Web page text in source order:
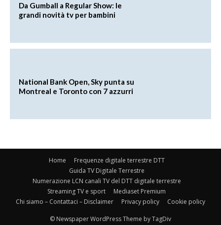
Da Gumball a Regular Show: le
grandi novità tv per bambini
National Bank Open, Sky punta su
Montreal e Toronto con 7 azzurri
Home
Frequenze digitale terrestre DTT
Guida TV Digitale Terrestre
Numerazione LCN canali TV del DTT digitale terrestre
Streaming TV e sport
Mediaset Premium
Chi siamo – Contattaci – Disclaimer
Privacy policy Cookie policy
© Newspaper WordPress Theme by TagDiv